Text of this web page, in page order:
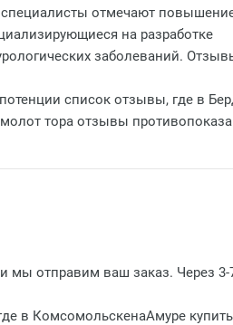
отмечают
на разработке
заболеваний.
список отзывы, где в
тора отзывы
мы отправим ваш заказ. Через
в КомсомольскенаАмуре